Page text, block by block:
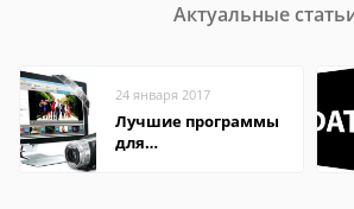
Актуальные
24 января 2017
Лучшие программы
для